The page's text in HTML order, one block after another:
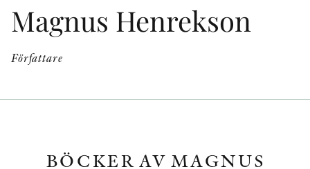
Magnus Henrekson
Författare
BÖCKER AV MAGNUS